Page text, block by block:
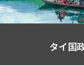
タイ国